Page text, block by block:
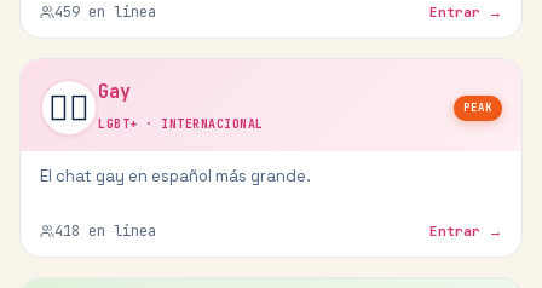
459 en línea Entrar →
🏳️‍🌈 Gay
LGBT+ · INTERNACIONAL
PEAK
El chat gay en español más grande.
418 en línea Entrar →